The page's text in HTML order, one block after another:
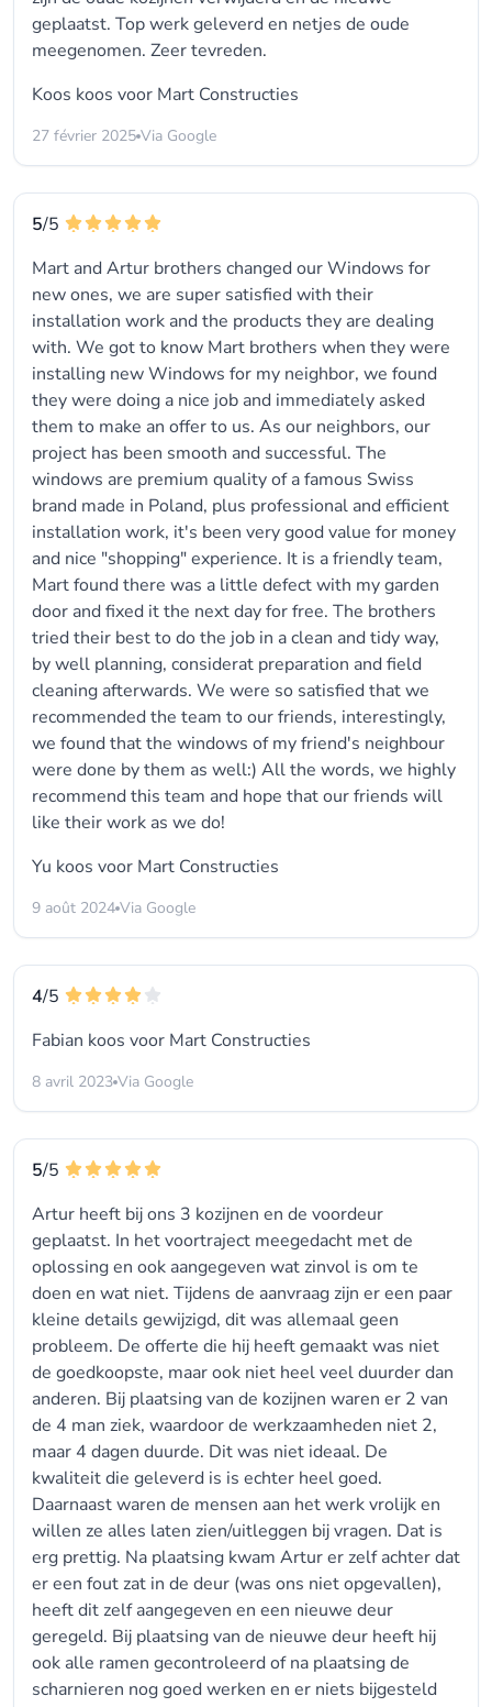
geplaatst. Top werk geleverd en netjes de oude
meegenomen. Zeer tevreden.
Koos koos voor Mart Constructies
27 février 2025 Via Google
5/5
Mart and Artur brothers changed our Windows for
new ones, we are super satisfied with their
installation work and the products they are dealing
with. We got to know Mart brothers when they were
installing new Windows for my neighbor, we found
they were doing a nice job and immediately asked
them to make an offer to us. As our neighbors, our
project has been smooth and successful. The
windows are premium quality of a famous Swiss
brand made in Poland, plus professional and efficient
installation work, it's been very good value for money
and nice "shopping" experience. It is a friendly team,
Mart found there was a little defect with my garden
door and fixed it the next day for free. The brothers
tried their best to do the job in a clean and tidy way,
by well planning, considerat preparation and field
cleaning afterwards. We were so satisfied that we
recommended the team to our friends, interestingly,
we found that the windows of my friend's neighbour
were done by them as well:) All the words, we highly
recommend this team and hope that our friends will
like their work as we do!
Yu koos voor Mart Constructies
9 août 2024 Via Google
4/5
Fabian koos voor Mart Constructies
8 avril 2023 Via Google
5/5
Artur heeft bij ons 3 kozijnen en de voordeur
geplaatst. In het voortraject meegedacht met de
oplossing en ook aangegeven wat zinvol is om te
doen en wat niet. Tijdens de aanvraag zijn er een paar
kleine details gewijzigd, dit was allemaal geen
probleem. De offerte die hij heeft gemaakt was niet
de goedkoopste, maar ook niet heel veel duurder dan
anderen. Bij plaatsing van de kozijnen waren er 2 van
de 4 man ziek, waardoor de werkzaamheden niet 2,
maar 4 dagen duurde. Dit was niet ideaal. De
kwaliteit die geleverd is is echter heel goed.
Daarnaast waren de mensen aan het werk vrolijk en
willen ze alles laten zien/uitleggen bij vragen. Dat is
erg prettig. Na plaatsing kwam Artur er zelf achter dat
er een fout zat in de deur (was ons niet opgevallen),
heeft dit zelf aangegeven en een nieuwe deur
geregeld. Bij plaatsing van de nieuwe deur heeft hij
ook alle ramen gecontroleerd of na plaatsing de
scharnieren nog goed werken en er niets bijgesteld